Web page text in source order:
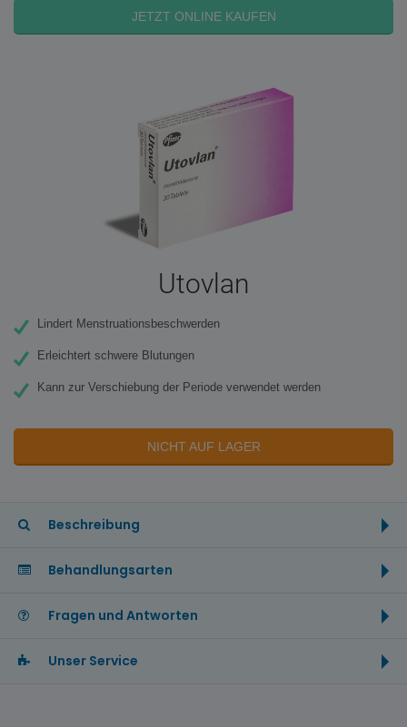
JETZT ONLINE KAUFEN
Utovlan
Lindert Menstruationsbeschwerden
Erleichtert schwere Blutungen
Kann zur Verschiebung der Periode verwendet werden
NICHT AUF LAGER
Beschreibung
Behandlungsarten
Fragen und Antworten
Unser Service